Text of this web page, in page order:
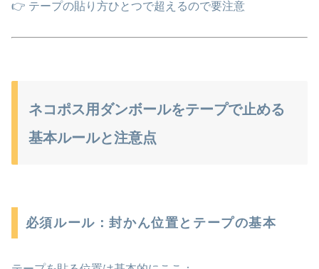
👉 テープの貼り方ひとつで超えるので要注意
ネコポス用ダンボールをテープで止める
基本ルールと注意点
必須ルール：封かん位置とテープの基本